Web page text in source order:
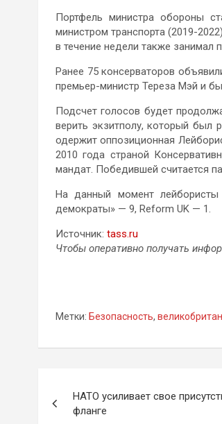
Портфель министра обороны
министром транспорта (2019-
в течение недели также занимал
Ранее 75 консерваторов
премьер-министр Тереза Мэй и
Подсчет голосов будет
верить экзитполу, который был
одержит оппозиционная
2010 года страной
мандат. Победившей считается
На данный момент лейбористы
демократы» — 9, Reform UK — 1.
Источник: tass.ru
Чтобы оперативно получать
Метки: Безопасность,
по
НАТО усиливает свое
фланге